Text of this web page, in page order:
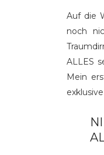
Auf die
noch
ALLES
Mein